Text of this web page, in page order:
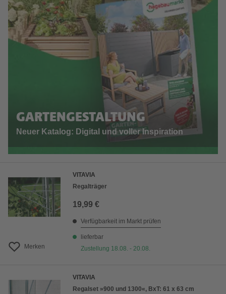
GARTENGESTALTUNG
Neuer Katalog: Digital und voller Inspiration
Merken
VITAVIA
Regalträger
19,99 €
Verfügbarkeit im Markt prüfen
lieferbar
Zustellung 18.08. - 20.08.
VITAVIA
Regalset »900 und 1300«, BxT: 61 x 63 cm